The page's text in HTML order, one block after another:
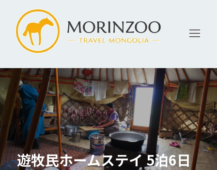
遊牧民ホームステイ 5泊6日